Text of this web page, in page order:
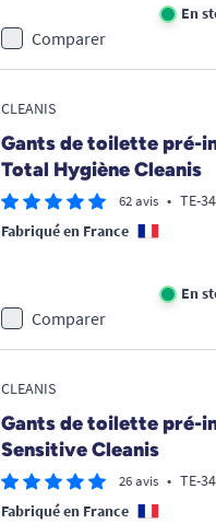
En
Comparer
CLEANIS
Gants de toilette pré-
Total Hygiène Cleanis
62 avis • TE-
Fabriqué en France
En
Comparer
CLEANIS
Gants de toilette pré-
Sensitive Cleanis
26 avis • TE-
Fabriqué en France